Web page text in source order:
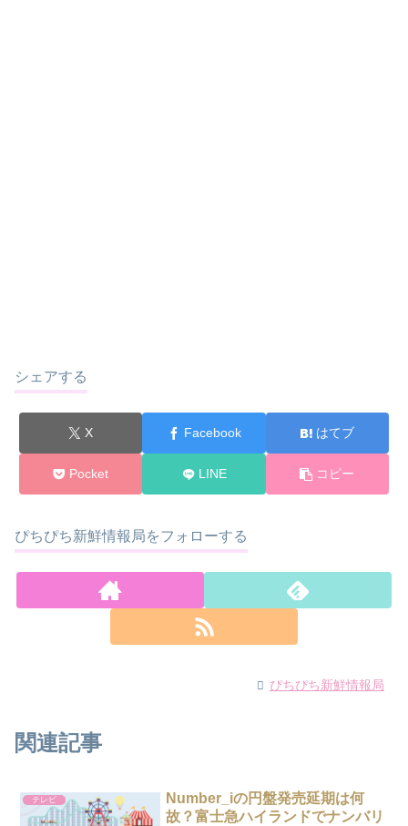
シェアする
X Facebook はてブ
Pocket LINE コピー
ぴちぴち新鮮情報局をフォローする
ぴちぴち新鮮情報局
関連記事
テレビ
Number_iの円盤発売延期は何
故？富士急ハイランドでナンバリ